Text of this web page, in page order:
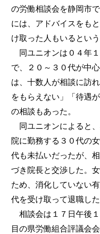
の労働相談会を静岡市
には、アドバイスをも
け取った人もいるという
同ユニオンは０４年
で、２０～３０代が中
は、十数人が相談に訪
をもらえない」「待遇
の相談もあった。
同ユニオンによると
院に勤務する３０代の
代も未払いだったが、
づき院長と交渉した。
ため、消化していない
代を受け取って退職した
相談会は１７日午後
目の県労働組合評議会